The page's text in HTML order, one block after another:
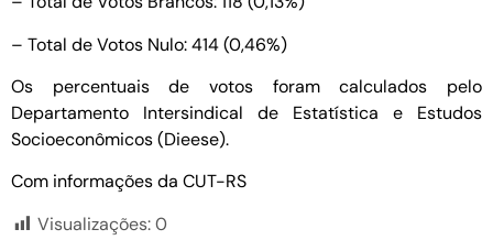
– Total de Votos Nulo: 414 (0,46%)
Os percentuais de votos foram calculados pelo
Departamento Intersindical de Estatística e Estudos
Socioeconômicos (Dieese).
Com informações da CUT-RS
Visualizações:0